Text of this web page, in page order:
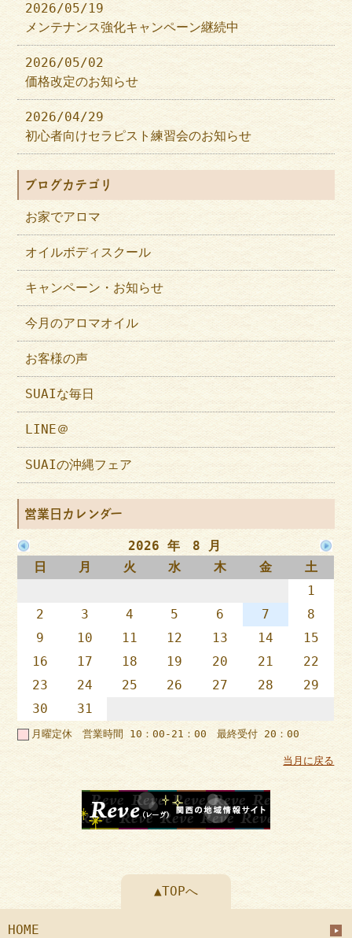
2026/05/19
メンテナンス強化キャンペーン継続中
2026/05/02
価格改定のお知らせ
2026/04/29
初心者向けセラピスト練習会のお知らせ
ブログカテゴリ
お家でアロマ
オイルボディスクール
キャンペーン・お知らせ
今月のアロマオイル
お客様の声
SUAIな毎日
LINE＠
SUAIの沖縄フェア
営業日カレンダー
2026 年 8 月
日
月 火 水 木 金
土
1
2
3 4 5 6 7
8
9
10 11 12 13 14
15
16
17 18 19 20 21
22
23
24 25 26 27 28
29
30
31
月曜定休 営業時間 10：00-21：00 最終受付 20：00
当月に戻る
▲TOPへ
HOME